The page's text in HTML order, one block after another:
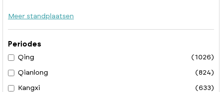
Meer standplaatsen
Periodes
Qing
(1026)
Qianlong (824)
Kangxi (633)